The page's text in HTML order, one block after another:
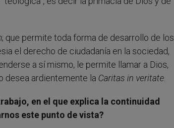
; que permite toda forma de desarrollo de los
el derecho de ciudadanía en la sociedad,
a sí mismo, le permite llamar a Dios,
desea ardientemente la Caritas in veritate.
en el que explica la continuidad
este punto de vista?